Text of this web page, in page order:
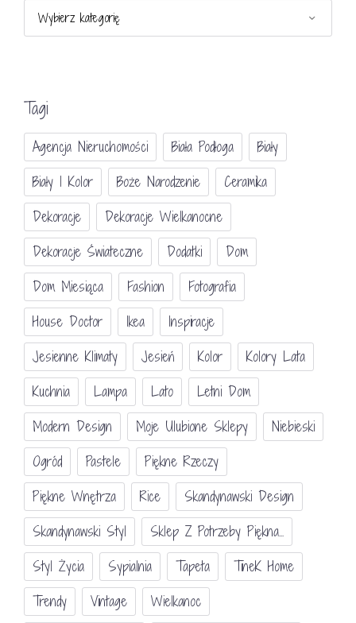
Tagi
Agencja Nieruchomości Biała Podłoga
Biały
Biały I Kolor
Boże Narodzenie
Ceramika
Dekoracje
Dekoracje Wielkanocne
Dekoracje Świateczne
Dodatki
Dom
Dom Miesiąca
Fashion
Fotografia
House Doctor
Ikea
Inspiracje
Jesienne Klimaty
Jesień Kolor
Kolory Lata
Kuchnia
Lampa Lato
Letni Dom
Modern Design
Moje Ulubione Sklepy
Niebieski
Ogród
Pastele
Piękne Rzeczy
Piękne Wnętrza
Rice
Skandynawski Design
Skandynawski Styl
Sklep Z Potrzeby Piękna...
Styl Życia
Sypialnia Tapeta
TineK Home
Trendy
Vintage
Wielkanoc